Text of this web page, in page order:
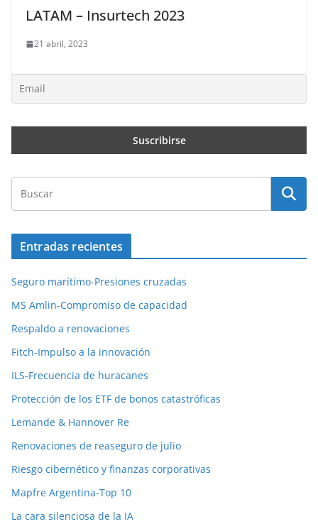
LATAM – Insurtech 2023
21 abril, 2023
Entradas recientes
Seguro marítimo-Presiones cruzadas
MS Amlin-Compromiso de capacidad
Respaldo a renovaciones
Fitch-Impulso a la innovación
ILS-Frecuencia de huracanes
Protección de los ETF de bonos catastróficas
Lemande & Hannover Re
Renovaciones de reaseguro de julio
Riesgo cibernético y finanzas corporativas
Mapfre Argentina-Top 10
La cara silenciosa de la IA